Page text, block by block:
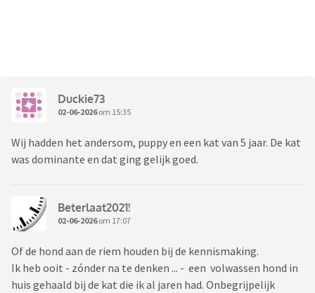
Duckie73
02-06-2026om 15:35
Wij hadden het andersom, puppy en een kat van 5 jaar. De kat
was dominante en dat ging gelijk goed.
Beterlaat2021!
02-06-2026om 17:07
Of de hond aan de riem houden bij de kennismaking.
Ik heb ooit - zónder na te denken ... - een volwassen hond in
huis gehaald bij de kat die ik al jaren had. Onbegrijpelijk